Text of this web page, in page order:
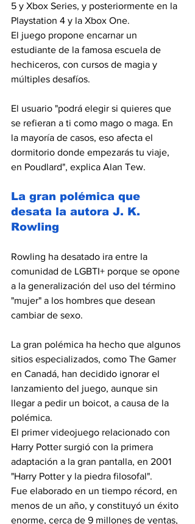
5 y Xbox Series, y posteriormente en la
Playstation 4 y la Xbox One.
El juego propone encarnar un
estudiante de la famosa escuela de
hechiceros, con cursos de magia y
múltiples desafíos.
El usuario "podrá elegir si quieres que
se refieran a ti como mago o maga. En
la mayoría de casos, eso afecta el
dormitorio donde empezarás tu viaje,
en Poudlard", explica Alan Tew.
La gran polémica que
desata la autora J. K.
Rowling
Rowling ha desatado ira entre la
comunidad de LGBTI+ porque se opone
a la generalización del uso del término
"mujer" a los hombres que desean
cambiar de sexo.
La gran polémica ha hecho que algunos
sitios especializados, como The Gamer
en Canadá, han decidido ignorar el
lanzamiento del juego, aunque sin
llegar a pedir un boicot, a causa de la
polémica.
El primer videojuego relacionado con
Harry Potter surgió con la primera
adaptación a la gran pantalla, en 2001
"Harry Potter y la piedra filosofal".
Fue elaborado en un tiempo récord, en
menos de un año, y constituyó un éxito
enorme, cerca de 9 millones de ventas,